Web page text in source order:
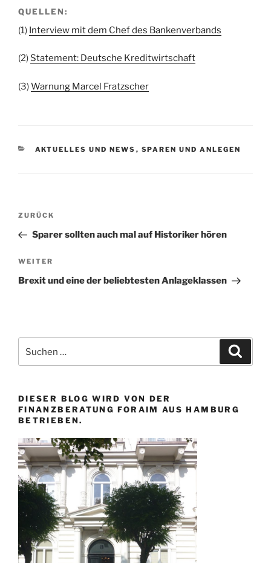
QUELLEN:
(1) Interview mit dem Chef des Bankenverbands
(2) Statement: Deutsche Kreditwirtschaft
(3)Warnung Marcel Fratzscher
KATEGORIEN
AKTUELLES UND NEWS , SPAREN UND ANLEGEN
Beitragsnavigation
Vorheriger
Beitrag
ZURÜCK
Sparer sollten auch mal auf Historiker hören
Nächster
Beitrag
WEITER
Brexit und eine der beliebtesten Anlageklassen
nach:
DIESER BLOG WIRD VON DER
FINANZBERATUNG FORAIM AUS HAMBURG
BETRIEBEN.